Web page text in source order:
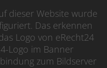
dieser Website wurde
Das erkennen
Logo von eRecht24
Logo im Banner
zum Bildserver